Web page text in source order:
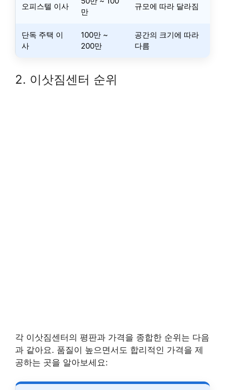
오피스텔 이사
만
규모에 따라 달라짐
단독 주택 이
사
100만 ~
200만
공간의 크기에 따라
다름
2. 이삿짐센터 순위
각 이삿짐센터의 평판과 가격을 종합한 순위는 다음
과 같아요. 품질이 높으면서도 합리적인 가격을 제
공하는 곳을 알아보세요: